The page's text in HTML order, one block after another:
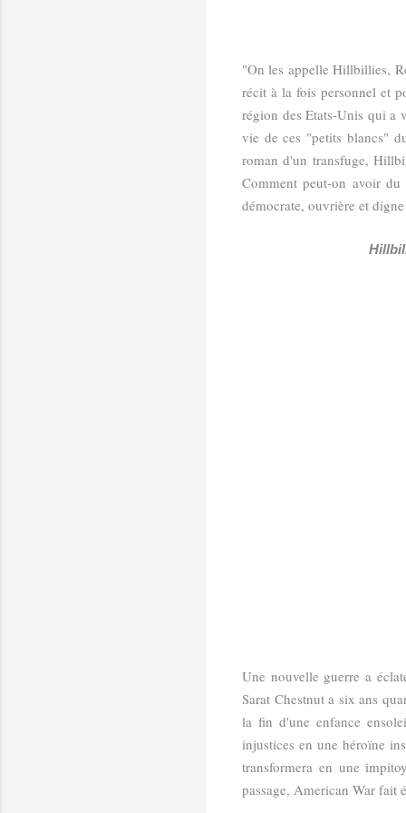
"On les appelle Hillbillies,
récit à la fois personnel et
région des Etats-Unis qui a
vie de ces "petits blancs"
roman d'un transfuge,
Comment peut-on avoir
démocrate, ouvrière et
Une nouvelle guerre a
Sarat Chestnut a six ans
la fin d'une enfance
injustices en une héroïne
transformera en une
passage, American War fait